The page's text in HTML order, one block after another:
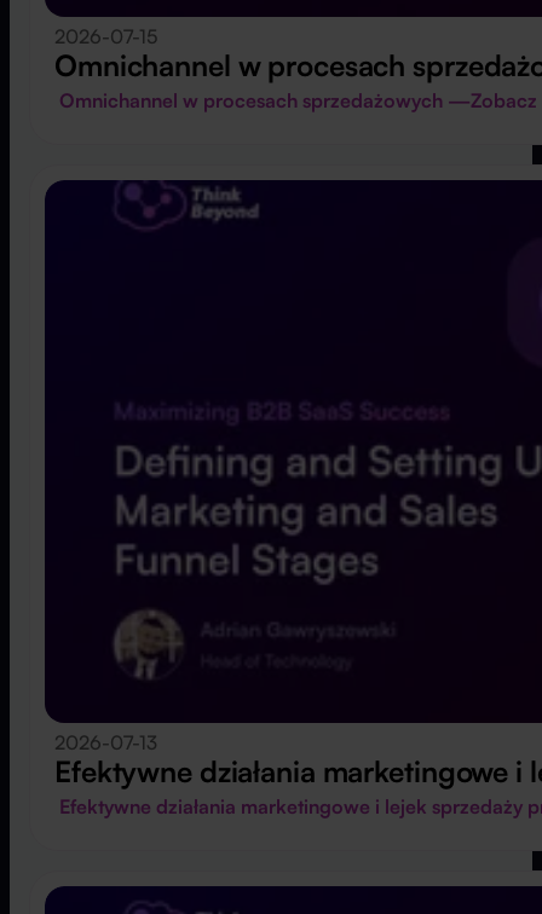
2026-07-15
Omnichannel w procesach
Omnichannel w procesach sprzedażowych —
2026-07-13
Efektywne działania marketingowe i
Efektywne działania marketingowe i lejek sprzedaży